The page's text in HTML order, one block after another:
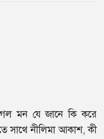
মন যে জানে কি করে
সাথে নীলিমা আকাশ, কী